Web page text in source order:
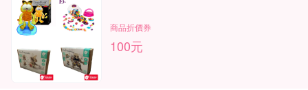
商品折價券
100元